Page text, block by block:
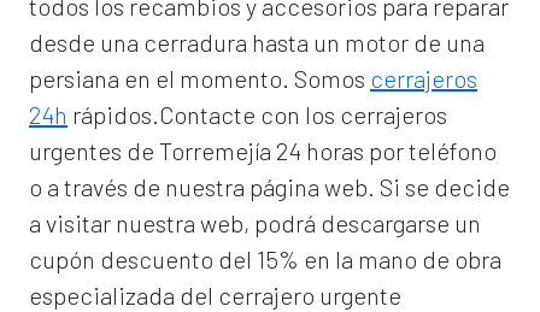
todos los recambios y accesorios para reparar
desde una cerradura hasta un motor de una
persiana en el momento. Somos cerrajeros
24h rápidos.Contacte con los cerrajeros
urgentes de Torremejía 24 horas por teléfono
o a través de nuestra página web. Si se decide
a visitar nuestra web, podrá descargarse un
cupón descuento del 15% en la mano de obra
especializada del cerrajero urgente